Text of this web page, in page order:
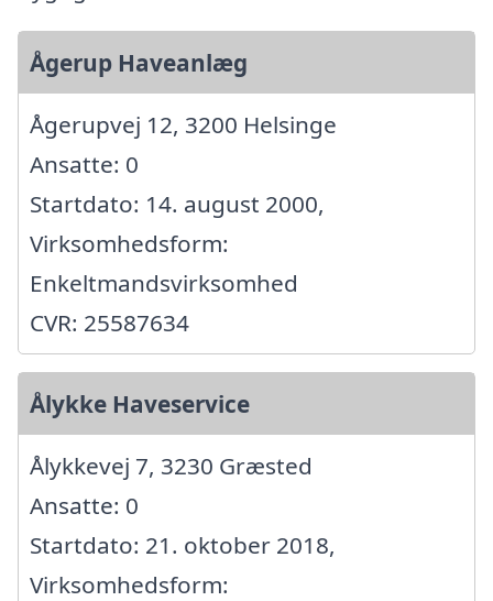
Ågerup Haveanlæg
Ågerupvej 12, 3200 Helsinge
Ansatte: 0
Startdato: 14. august 2000,
Virksomhedsform:
Enkeltmandsvirksomhed
CVR: 25587634
Ålykke Haveservice
Ålykkevej 7, 3230 Græsted
Ansatte: 0
Startdato: 21. oktober 2018,
Virksomhedsform: